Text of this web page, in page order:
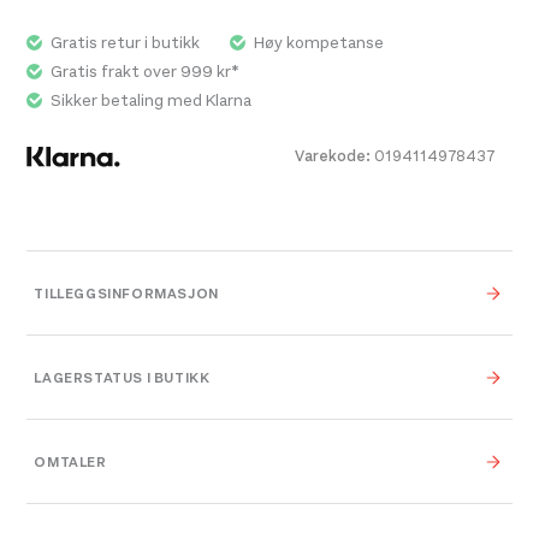
Varekode: 0194114978437
Gratis retur i butikk
Høy kompetanse
Gratis frakt over 999 kr*
Sikker betaling med Klarna
TILLEGGSINFORMASJON
0,000 × 0,000 × 0,000
XS,S,M,L,XL,One
LAGERSTATUS I BUTIKK
Platou Bergen
OMTALER